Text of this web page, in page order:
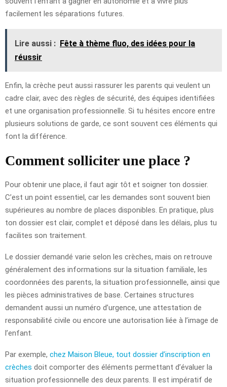
facilement les séparations futures.
Lire aussi : Fête à thème fluo, des idées pour la
réussir
Enfin, la crèche peut aussi rassurer les parents qui veulent un
cadre clair, avec des règles de sécurité, des équipes identifiées
et une organisation professionnelle. Si tu hésites encore entre
plusieurs solutions de garde, ce sont souvent ces éléments qui
font la différence.
Comment solliciter une place ?
Pour obtenir une place, il faut agir tôt et soigner ton dossier.
C’est un point essentiel, car les demandes sont souvent bien
supérieures au nombre de places disponibles. En pratique, plus
ton dossier est clair, complet et déposé dans les délais, plus tu
facilites son traitement.
Le dossier demandé varie selon les crèches, mais on retrouve
généralement des informations sur la situation familiale, les
coordonnées des parents, la situation professionnelle, ainsi que
les pièces administratives de base. Certaines structures
demandent aussi un numéro d’urgence, une attestation de
responsabilité civile ou encore une autorisation liée à l’image de
l’enfant.
Par exemple, chez Maison Bleue, tout dossier d’inscription en
crèches doit comporter des éléments permettant d’évaluer la
situation professionnelle des deux parents. Il est impératif de